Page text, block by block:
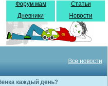
Форум мам
Дневники
Статьи
Новости
Все новости
каждый день?